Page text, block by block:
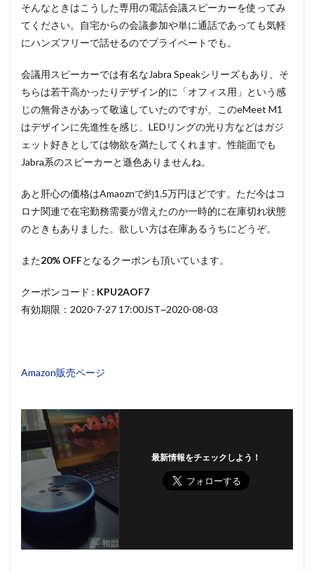
そんなときはこうした専用の電話会議スピーカーを使ってみ
てください。自宅からの会議参加や単に通話であっても気軽
にハンズフリーで話せるのでプライベートでも。
会議用スピーカーでは有名なJabra Speakシリーズもあり、そ
ちらは若干高かったりデザイン的に「オフィス用」という感
じの無骨さがあって敬遠していたのですが、このeMeet M1
はデザインに先進性を感じ、LEDリングの光り方などはガジ
ェット好きとしては物欲を満たしてくれます。性能面でも
Jabra系のスピーカーと遜色ありませんね。
あと肝心の価格はAmaoznで約1.5万円ほどです。ただ今はコ
ロナ関連で在宅勤務需要が増えたのか一時的に在庫切れ状態
のときもありました。欲しい方は在庫あるうちにどうぞ。
また20% OFFとなるクーポンも頂いています。
クーポンコード : KPU2AOF7
有効期限：2020-7-27 17:00JST~2020-08-03
Amazon販売ページ
最新情報をチェックしよう！